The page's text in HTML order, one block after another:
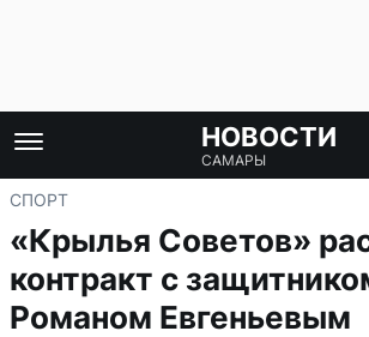
НОВОСТИ
САМАРЫ
СПОРТ
«Крылья Советов»
контракт с
Романом Евгеньевым